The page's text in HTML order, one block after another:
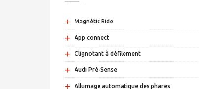
+ Magnétic Ride
+ App connect
+ Clignotant à défilement
+ Audi Pré-Sense
+ Allumage automatique des phares